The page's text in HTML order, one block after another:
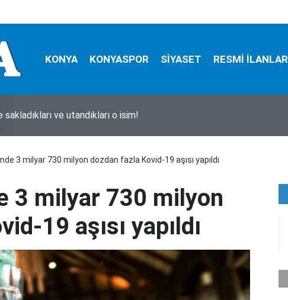
KONYA KONYASPOR SİYASET RESMİ İLANLAR
sakladıkları ve utandıkları o isim!
3 milyar 730 milyon dozdan fazla Kovid-19 aşısı yapıldı
3 milyar 730 milyon
19 aşısı yapıldı